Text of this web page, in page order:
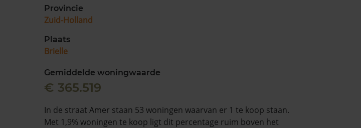
Provincie
Zuid-Holland
Plaats
Brielle
Gemiddelde woningwaarde
€ 365.519
In de straat Amer staan 53 woningen waarvan er 1 te koop staan.
Met 1,9% woningen te koop ligt dit percentage ruim boven het